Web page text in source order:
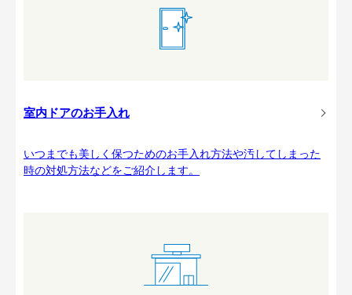
室内ドアのお手入れ
いつまでも美しく保つためのお手入れ方法や汚してしまった
時の対処方法などをご紹介します。